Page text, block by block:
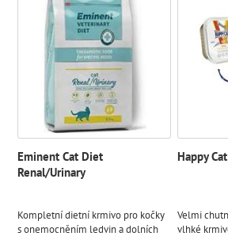
Eminent Cat Diet
Renal/Urinary
Kompletní dietní krmivo pro kočky
s onemocněním ledvin a dolních
Happy
Velmi
vlhké